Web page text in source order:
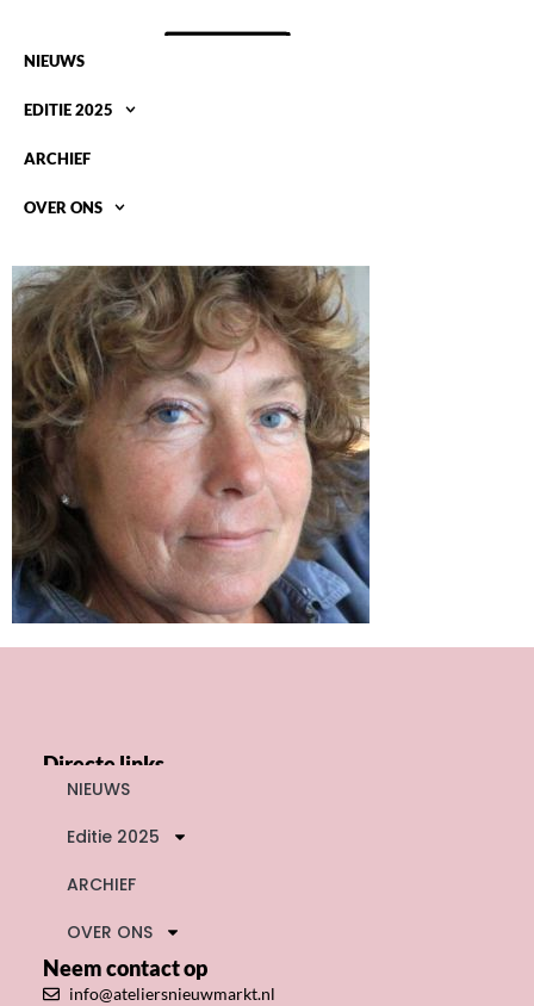
NIEUWS
EDITIE 2025
ARCHIEF
OVER ONS
Directe links
NIEUWS
Editie 2025
ARCHIEF
OVER ONS
Neem contact op
info@ateliersnieuwmarkt.nl